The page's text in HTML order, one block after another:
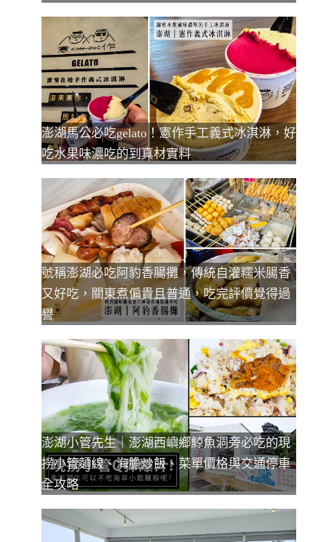
澎湖馬公必吃gelato！憲作手工義式冰淇淋，好
吃水果味濃吃的到真材實料
號稱澎湖必吃阿豹香腸攤，傳統自灌糯米腸香
又好吃，關東煮偏貴且普通，吃完評價覺得過
譽
澎湖小管先生｜澎湖西嶼鄉鯨魚洞旁必吃的現
撈小管麵線、海膽炒飯、菜單價格與交通停車
全攻略